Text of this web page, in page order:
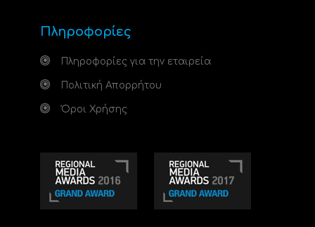
Πληροφορίες
Πληροφορίες για την εταιρεία
Πολιτική Απορρήτου
Όροι Χρήσης